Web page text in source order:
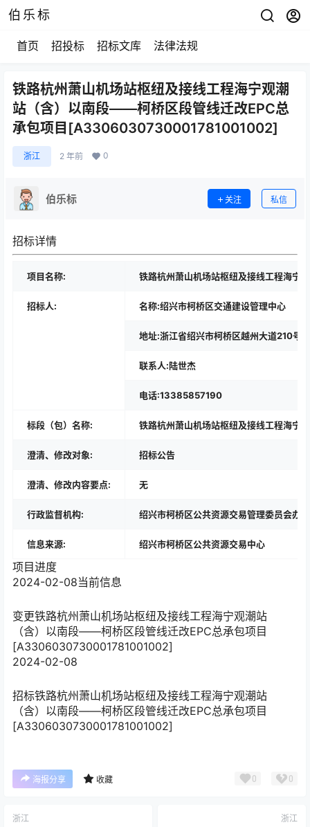
伯乐标
首页 招投标 招标文库 法律法规
铁路杭州萧山机场站枢纽及接线工程海宁观潮
站（含）以南段——柯桥区段管线迁改EPC总
承包项目[A3306030730001781001002]
浙江 2 年前 0
伯乐标 关注 私信
招标详情
项目名称: 铁路杭州萧山机场站枢纽及接线工程海宁
招标人: 名称:绍兴市柯桥区交通建设管理中心
地址:浙江省绍兴市柯桥区越州大道210号
联系人:陆世杰
电话:13385857190
标段（包）名称: 铁路杭州萧山机场站枢纽及接线工程海宁
澄清、修改对象: 招标公告
澄清、修改内容要点: 无
行政监督机构: 绍兴市柯桥区公共资源交易管理委员会办
信息来源: 绍兴市柯桥区公共资源交易中心
项目进度
2024-02-08当前信息
变更铁路杭州萧山机场站枢纽及接线工程海宁观潮站
（含）以南段——柯桥区段管线迁改EPC总承包项目
[A3306030730001781001002]
2024-02-08
招标铁路杭州萧山机场站枢纽及接线工程海宁观潮站
（含）以南段——柯桥区段管线迁改EPC总承包项目
[A3306030730001781001002]
海报分享 收藏 0 0
浙江 浙江